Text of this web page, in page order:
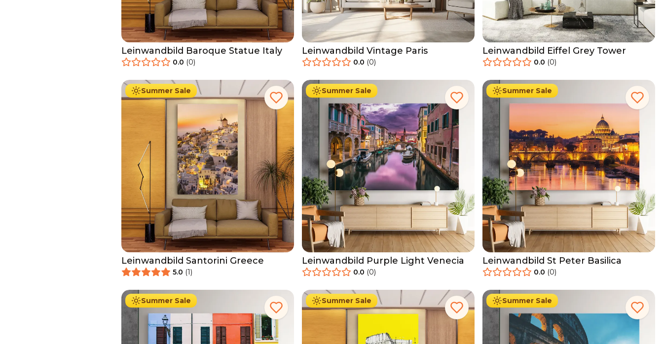
Leinwandbild Baroque Statue Italy
0.0 (0)
Leinwandbild Vintage Paris
0.0 (0)
Leinwandbild Eiffel Grey Tower
0.0 (0)
Summer Sale
Ab 39.90 € 34.90
Leinwandbild Santorini Greece
5.0 (1)
Summer Sale
Ab 39.90 € 34.90
Leinwandbild Purple Light Venecia
0.0 (0)
Summer Sale
Ab 39.90 € 34.90
Leinwandbild St Peter Basilica
0.0 (0)
Summer Sale
Ab 39.90 € 34.90
Summer Sale
Ab 39.90 € 34.90
Summer Sale
Ab 39.90 € 34.90